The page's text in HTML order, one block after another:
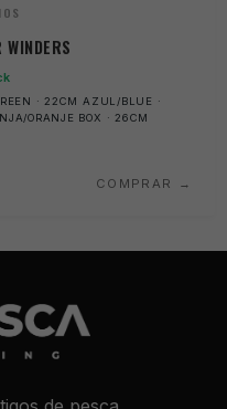
· 22CM AZUL/BLUE ·
ORANJE BOX · 26CM
COMPRAR